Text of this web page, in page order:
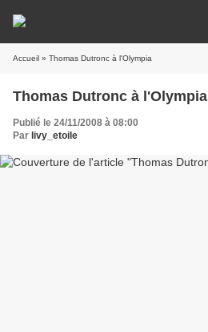
Accueil » Thomas Dutronc à l'Olympia
Thomas Dutronc à l'Olympia
Publié le 24/11/2008 à 08:00
Par livy_etoile